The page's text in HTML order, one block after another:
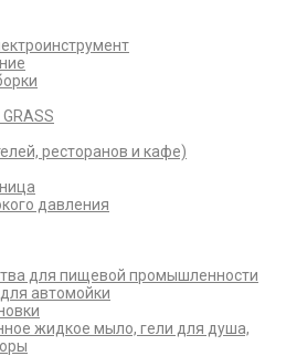
ресторанов и кафе)
давления
для пищевой промышленности
автомойки
жидкое мыло, гели для душа,